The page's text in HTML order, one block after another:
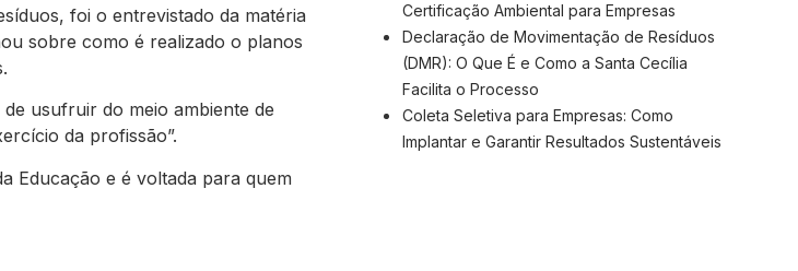
foi o entrevistado da matéria
sobre como é realizado o planos
usufruir do meio ambiente de
da profissão”.
Educação e é voltada para quem
Certificação Ambiental para Empresas
Declaração de Movimentação de Resíduos
(DMR): O Que É e Como a Santa Cecília
Facilita o Processo
Coleta Seletiva para Empresas: Como
Implantar e Garantir Resultados Sustentáveis